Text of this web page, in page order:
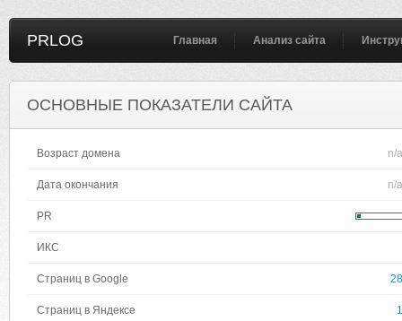
PRLOG Главная Анализ сайта
ОСНОВНЫЕ ПОКАЗАТЕЛИ САЙТА
Возраст домена n/a
Дата окончания n/a
PR
ИКС
Страниц в Google 28
Страниц в Яндексе 1